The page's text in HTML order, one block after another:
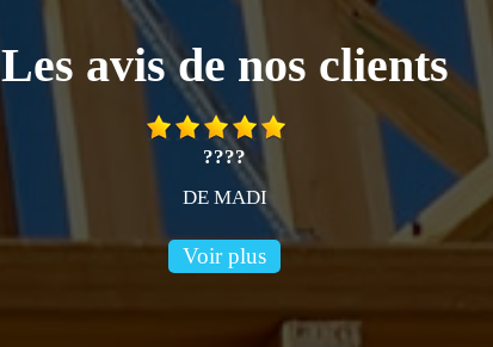
Les avis de nos clients
????
DE MADI
Voir plus